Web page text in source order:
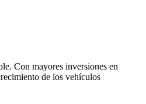
Con mayores inversiones en
de los vehículos